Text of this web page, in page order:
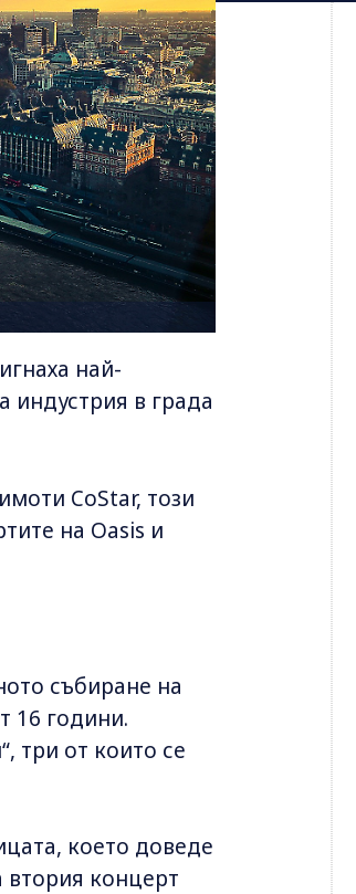
най-
индустрия в града
CoStar, този
на Oasis и
събиране на
16 години.
три от които се
което доведе
концерт